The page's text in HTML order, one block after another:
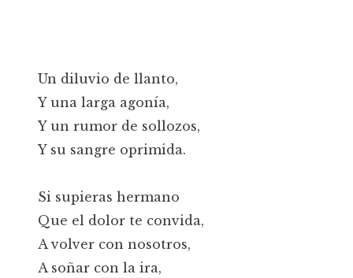
Un diluvio de llanto,
Y una larga agonía,
Y un rumor de sollozos,
Y su sangre oprimida.
Si supieras hermano
Que el dolor te convida,
A volver con nosotros,
A soñar con la ira,